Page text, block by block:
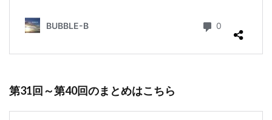
第31回～第40回のまとめはこちら